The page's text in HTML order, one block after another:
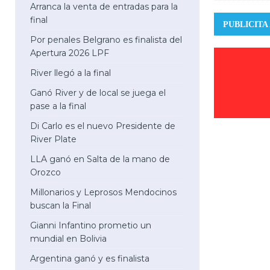
PUBLICITA
Arranca la venta de entradas para la
final
Por penales Belgrano es finalista del
Apertura 2026 LPF
River llegó a la final
Ganó River y de local se juega el
pase a la final
Di Carlo es el nuevo Presidente de
River Plate
LLA ganó en Salta de la mano de
Orozco
Millonarios y Leprosos Mendocinos
buscan la Final
Gianni Infantino prometio un
mundial en Bolivia
Argentina ganó y es finalista